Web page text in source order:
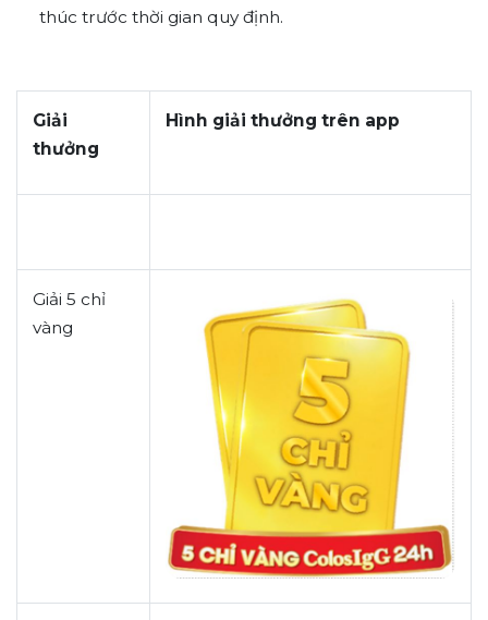
thúc trước thời gian quy định.
Giải
thưởng
Hình giải thưởng trên app
Giải 5 chỉ
vàng